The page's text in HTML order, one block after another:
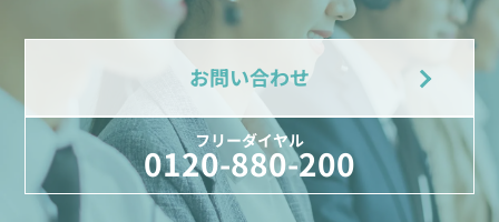
お問い合わせ
フリーダイヤル
0120-880-200